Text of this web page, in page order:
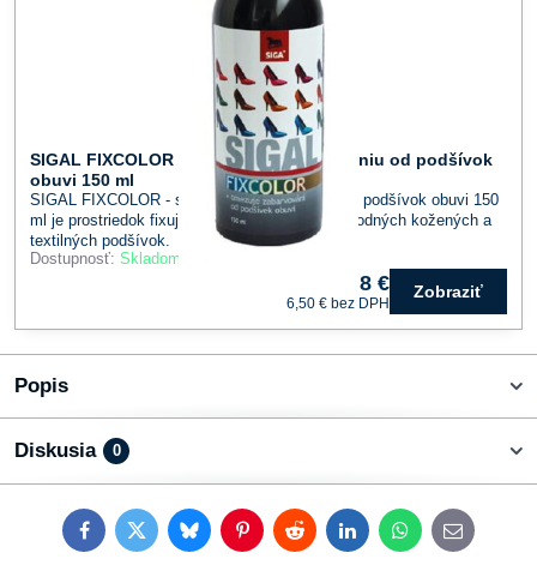
SIGAL FIXCOLOR - sprej proti zafarbovaniu od podšívok
obuvi 150 ml
SIGAL FIXCOLOR - sprej proti zafarbovaniu od podšívok obuvi 150
ml je prostriedok fixujúci farebný pigment u prírodných kožených a
textilných podšívok.
Dostupnosť: Skladom
8 €
6,50 € bez DPH
Zobraziť
Popis
Diskusia 0
FacebookTwitterBlueskyPinterestRedditLinkedInWhatsApp
E-
mail